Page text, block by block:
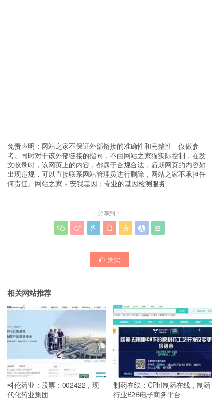
免责声明：网站之家不保证外部链接的准确性和完整性，仅做参
考。同时对于该外部链接的指向，不由网站之家猫实际控制，在发
文收录时，该网页上的内容，都属于合规合法，后期网页的内容如
出现违规，可以直接联系网站管理员进行删除，网站之家不承担任
何责任。 网站之家 » 安我基因：专业的基因检测服务
分享到：
      
 赞(0)
相关网站推荐
科伦药业：股票：002422，现
代化药业集团
制药在线：CPhI制药在线，制药
行业B2B电子商务平台